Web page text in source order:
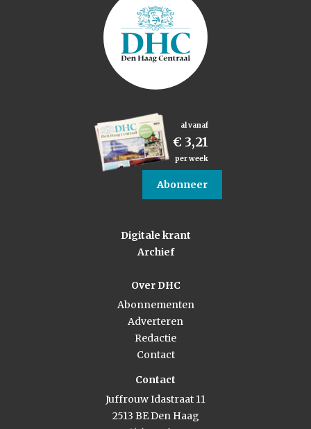
al vanaf
€ 3,21
per week
Abonneer
Digitale krant
Archief
Over DHC
Abonnementen
Adverteren
Redactie
Contact
Contact
Juffrouw Idastraat 11
2513 BE Den Haag